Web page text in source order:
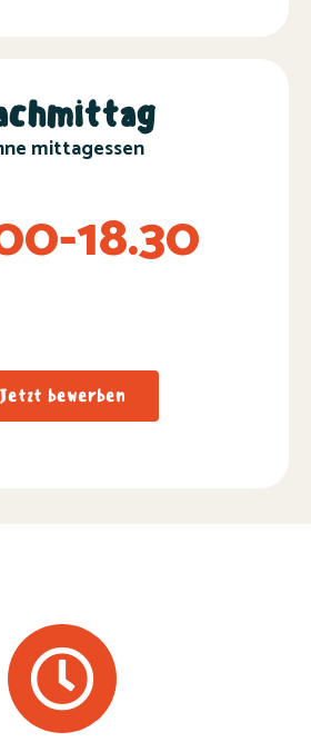
mittagessen
18.30
Jetzt bewerben